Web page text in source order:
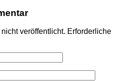
veröffentlicht. Erforderliche